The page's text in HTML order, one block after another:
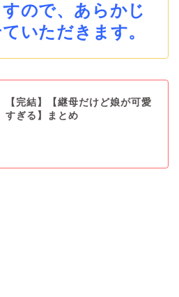
ので、あらかじ
いただきます。
【完結】【継母だけど娘が可愛
すぎる】まとめ